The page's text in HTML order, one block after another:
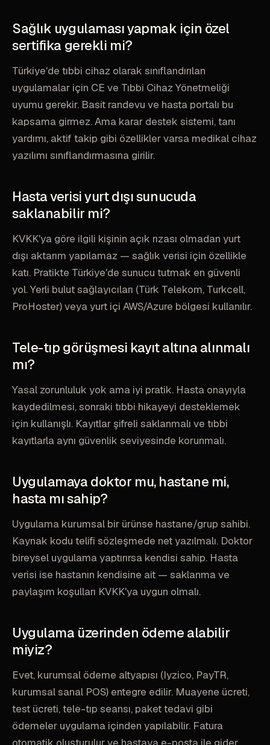
Sağlık uygulaması yapmak için özel
sertifika gerekli mi?
Türkiye'de tıbbi cihaz olarak sınıflandırılan
uygulamalar için CE ve Tıbbi Cihaz Yönetmeliği
uyumu gerekir. Basit randevu ve hasta portalı bu
kapsama girmez. Ama karar destek sistemi, tanı
yardımı, aktif takip gibi özellikler varsa medikal cihaz
yazılımı sınıflandırmasına girilir.
Hasta verisi yurt dışı sunucuda
saklanabilir mi?
KVKK'ya göre ilgili kişinin açık rızası olmadan yurt
dışı aktarım yapılamaz — sağlık verisi için özellikle
katı. Pratikte Türkiye'de sunucu tutmak en güvenli
yol. Yerli bulut sağlayıcıları (Türk Telekom, Turkcell,
ProHoster) veya yurt içi AWS/Azure bölgesi kullanılır.
Tele-tıp görüşmesi kayıt altına alınmalı
mı?
Yasal zorunluluk yok ama iyi pratik. Hasta onayıyla
kaydedilmesi, sonraki tıbbi hikayeyi desteklemek
için kullanışlı. Kayıtlar şifreli saklanmalı ve tıbbi
kayıtlarla aynı güvenlik seviyesinde korunmalı.
Uygulamaya doktor mu, hastane mi,
hasta mı sahip?
Uygulama kurumsal bir ürünse hastane/grup sahibi.
Kaynak kodu telifi sözleşmede net yazılmalı. Doktor
bireysel uygulama yaptırırsa kendisi sahip. Hasta
verisi ise hastanın kendisine ait — saklanma ve
paylaşım koşulları KVKK'ya uygun olmalı.
Uygulama üzerinden ödeme alabilir
miyiz?
Evet, kurumsal ödeme altyapısı (Iyzico, PayTR,
kurumsal sanal POS) entegre edilir. Muayene ücreti,
test ücreti, tele-tıp seansı, paket tedavi gibi
ödemeler uygulama içinden yapılabilir. Fatura